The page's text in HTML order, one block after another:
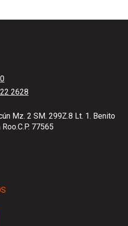
2628
Mz. 2 SM. 299Z.8 Lt. 1. Benito
77565